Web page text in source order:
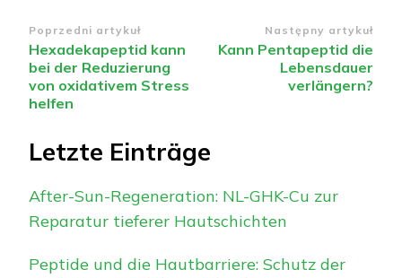
Nawigacja
wpisu
Poprzedni artykuł
Hexadekapeptid kann
bei der Reduzierung
von oxidativem Stress
helfen
Następny artykuł
Kann Pentapeptid die
Lebensdauer
verlängern?
Letzte Einträge
After-Sun-Regeneration: NL-GHK-Cu zur
Reparatur tieferer Hautschichten
Peptide und die Hautbarriere: Schutz der